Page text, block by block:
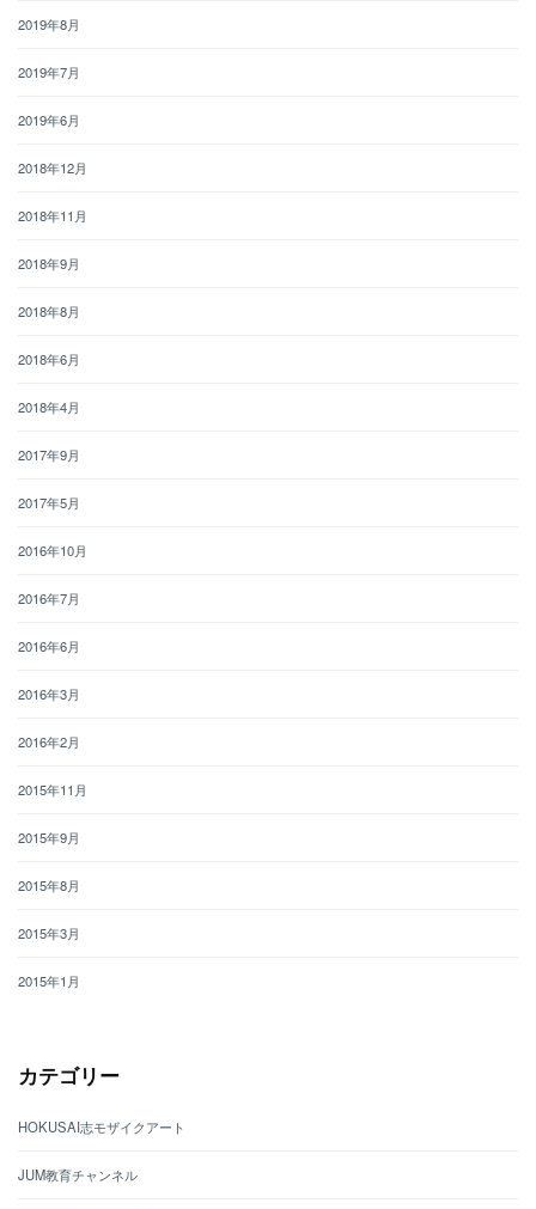
2019年8月
2019年7月
2019年6月
2018年12月
2018年11月
2018年9月
2018年8月
2018年6月
2018年4月
2017年9月
2017年5月
2016年10月
2016年7月
2016年6月
2016年3月
2016年2月
2015年11月
2015年9月
2015年8月
2015年3月
2015年1月
カテゴリー
HOKUSAI志モザイクアート
JUM教育チャンネル